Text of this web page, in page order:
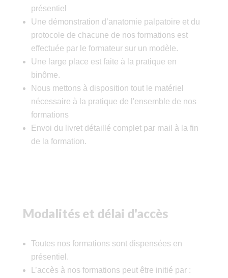
présentiel
Une démonstration d’anatomie palpatoire et du
protocole de chacune de nos formations est
effectuée par le formateur sur un modèle.
Une large place est faite à la pratique en
binôme.
Nous mettons à disposition tout le matériel
nécessaire à la pratique de l'ensemble de nos
formations
Envoi du livret détaillé complet par mail à la fin
de la formation.
Modalités et délai d'accès
Toutes nos formations sont dispensées en
présentiel.
L’accès à nos formations peut être initié par :